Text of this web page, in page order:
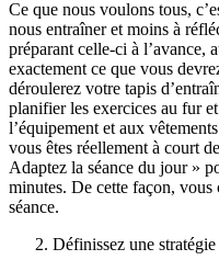
Ce que nous voulons tous,
nous entraîner et moins à
préparant celle-ci à l’avance,
exactement ce que vous
déroulerez votre tapis
planifier les exercices au fur
l’équipement et aux
vous êtes réellement à court
Adaptez la séance du jour »
minutes. De cette façon, vous
séance.
Définissez une stratégie